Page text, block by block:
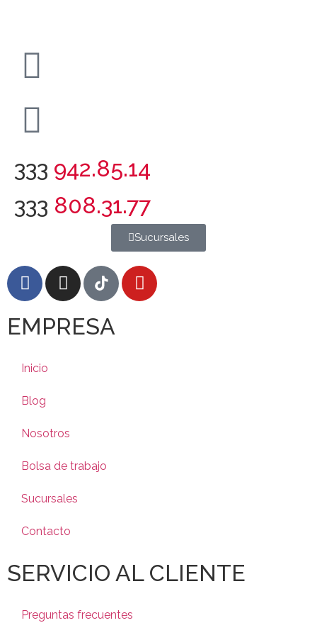
333 942.85.14
333 808.31.77
Sucursales
EMPRESA
Inicio
Blog
Nosotros
Bolsa de trabajo
Sucursales
Contacto
SERVICIO AL CLIENTE
Preguntas frecuentes